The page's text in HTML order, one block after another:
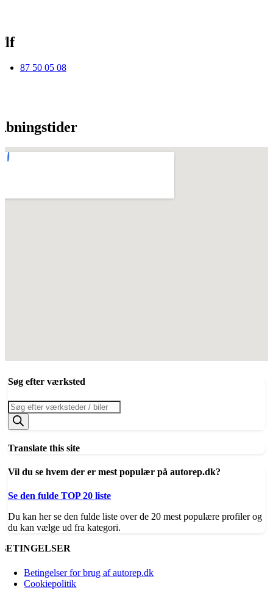
87 50 05 08
Søg efter værksted
Products
search
Translate this site
Vil du se hvem der er mest populær på autorep.dk?
Se den fulde TOP 20 liste
Du kan her se den fulde liste over de 20 mest populære profiler og
du kan vælge ud fra kategori.
BETINGELSER
Betingelser for brug af autorep.dk
Cookiepolitik